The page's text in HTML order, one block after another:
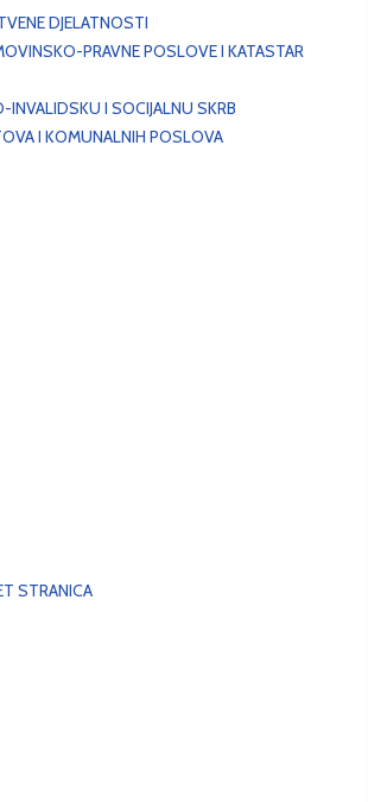
DJELATNOSTI
PRAVNE POSLOVE I KATASTAR
I SOCIJALNU SKRB
I KOMUNALNIH POSLOVA
STRANICA